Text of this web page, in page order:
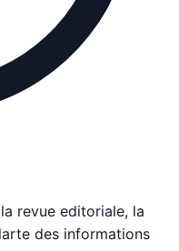
revue editoriale, la
des informations